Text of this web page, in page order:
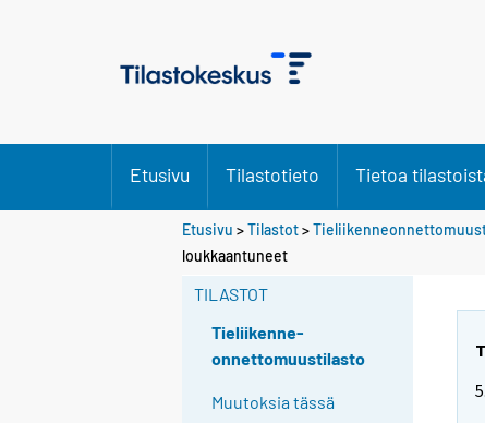
Etusivu Tilastotieto Tietoa
Etusivu >Tilastot>
loukkaantuneet
TILASTOT
Tieliikenne-
onnettomuustilasto
Muutoksia tässä